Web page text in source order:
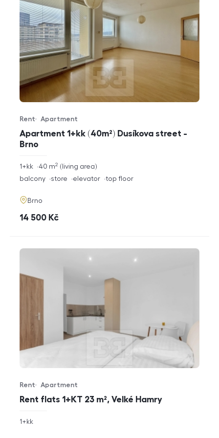
Apartment 1+kk (40m²) Dusíkova street -
Brno
Offer type
Rent
Property type
Apartment
rozměry
1+kk living area
40 m2
funkce
balcony store elevator top floor
adresa
Brno
cena
14 500 Kč
Rent flats 1+KT 23 m², Velké Hamry
Offer type
Rent
Property type
Apartment
rozměry
1+kk